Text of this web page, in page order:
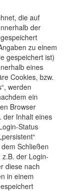
die auf
der
zu einem
gespeichert ist)
eines
Cookies, bzw.
werden
ein
Browser
der Inhalt eines
Status
Schließen
der Login-
diese nach
in einem